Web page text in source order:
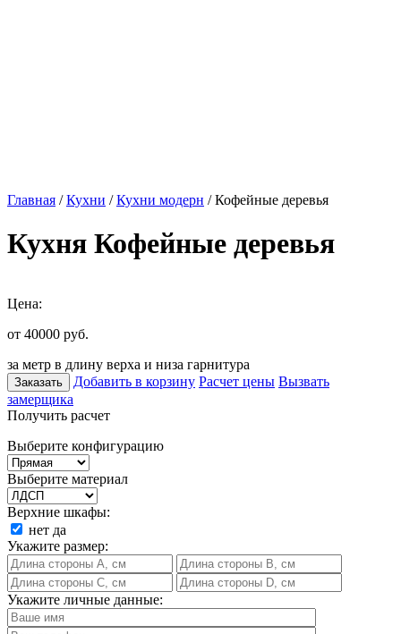
Главная /Кухни /Кухни модерн / Кофейные деревья
Кухня Кофейные деревья
Цена:
от 40000 руб.
за метр в длину верха и низа гарнитура
Заказать Добавить в корзину Расчет цены Вызвать
замерщика
Получить расчет
Выберите конфигурацию
Выберите материал
Верхние шкафы:
нет да
Укажите размер:
Укажите личные данные: